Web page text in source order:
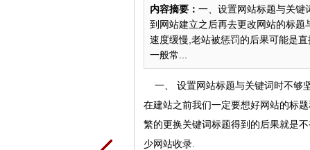
内容摘要： 一、设置网站标题与关键
到网站建立之后再去更改网站的标
速度缓慢,老站被惩罚的后果可能是
一般常...
一、 设置网站标题与关键词时不够
在建站之前我们一定要想好网站的标
繁的更换关键词标题得到的后果就是
少网站收录.